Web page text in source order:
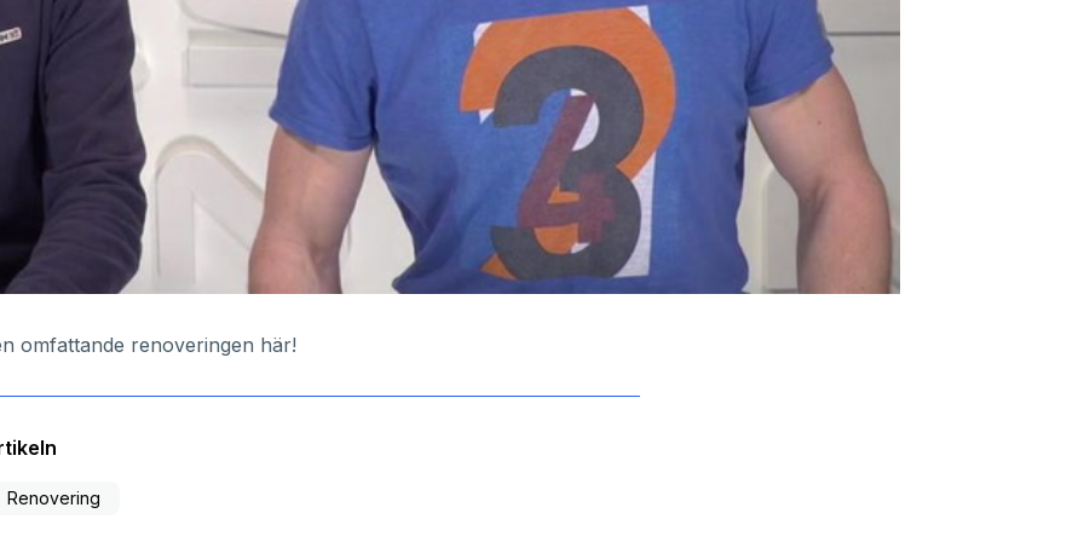
omfattande renoveringen här!
Renovering